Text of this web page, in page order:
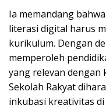
Ia memandang
literasi digital harus
kurikulum. Dengan
memperoleh
yang relevan dengan
Sekolah Rakyat
inkubasi kreativitas